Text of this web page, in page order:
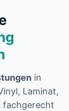
in
Laminat,
fachgerecht